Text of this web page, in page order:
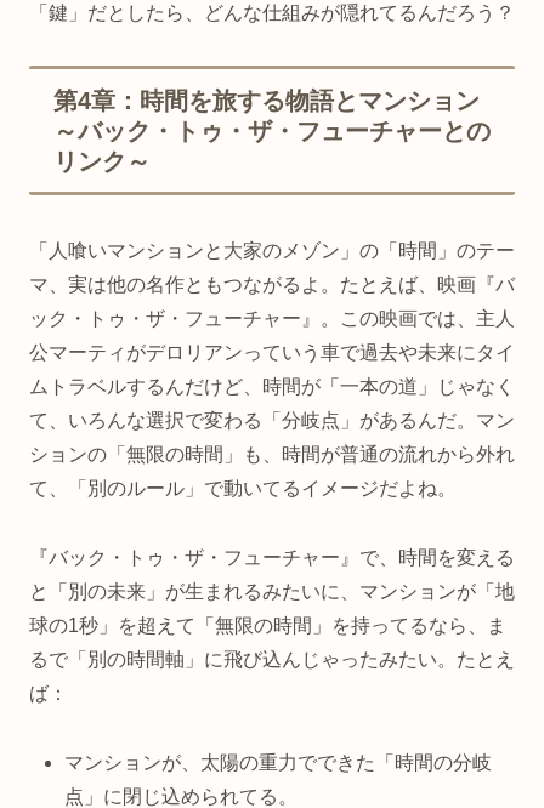
「鍵」だとしたら、どんな仕組みが隠れてるんだろう？
第4章：時間を旅する物語とマンション
～バック・トゥ・ザ・フューチャーとの
リンク～
「人喰いマンションと大家のメゾン」の「時間」のテー
マ、実は他の名作ともつながるよ。たとえば、映画『バ
ック・トゥ・ザ・フューチャー』。この映画では、主人
公マーティがデロリアンっていう車で過去や未来にタイ
ムトラベルするんだけど、時間が「一本の道」じゃなく
て、いろんな選択で変わる「分岐点」があるんだ。マン
ションの「無限の時間」も、時間が普通の流れから外れ
て、「別のルール」で動いてるイメージだよね。
『バック・トゥ・ザ・フューチャー』で、時間を変える
と「別の未来」が生まれるみたいに、マンションが「地
球の1秒」を超えて「無限の時間」を持ってるなら、ま
るで「別の時間軸」に飛び込んじゃったみたい。たとえ
ば：
マンションが、太陽の重力でできた「時間の分岐
点」に閉じ込められてる。